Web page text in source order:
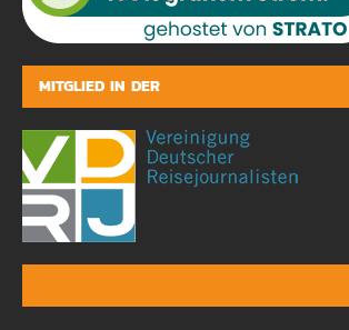
MITGLIED IN DER